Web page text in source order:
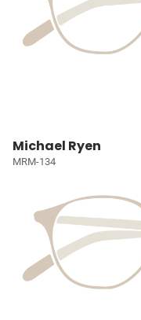
Michael Ryen
MRM-134